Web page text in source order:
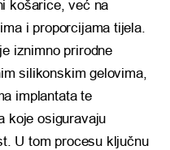
košarice, već na
i proporcijama tijela.
iznimno prirodne
silikonskim gelovima,
implantata te
koje osiguravaju
U tom procesu ključnu